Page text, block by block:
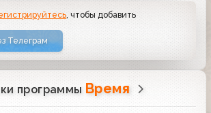
, чтобы добавить
Телеграм
программы Время